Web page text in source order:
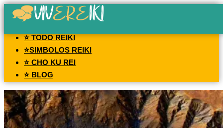
⭐ TODO REIKI
⭐SIMBOLOS REIKI
⭐ CHO KU REI
⭐ BLOG